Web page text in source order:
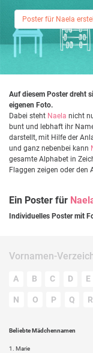
Poster für Naela
Auf diesem Poster dreht
eigenen Foto.
Dabei steht Naela nicht
bunt und lebhaft ihr
darstellt, mit Hilfe der
und ganz nebenbei kann
gesamte Alphabet in
Flaggen zeigen oder den
Ein Poster für
Individuelles Poster mit
Vornamen-
A B C D E
N O P Q R
Beliebte Mädchennamen
1.
Marie